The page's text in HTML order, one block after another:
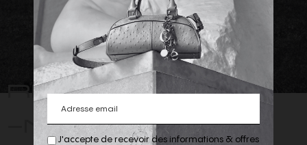
REJOIGNEZ
-NOUS
J'accepte de recevoir des informations & offres